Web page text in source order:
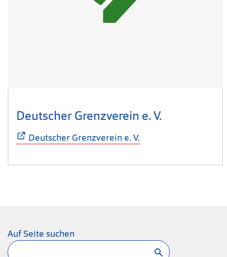
Deutscher Grenzverein e. V.
Deutscher Grenzverein e. V.
Auf Seite suchen
Suchen